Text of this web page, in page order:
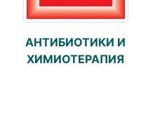
АНТИБИОТИКИ И
ХИМИОТЕРАПИЯ